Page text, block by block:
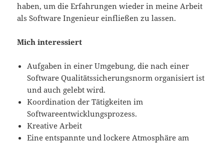
haben, um die Erfahrungen wieder in meine Arbeit
als Software Ingenieur einfließen zu lassen.
Mich interessiert
Aufgaben in einer Umgebung, die nach einer
Software Qualitätssicherungsnorm organisiert ist
und auch gelebt wird.
Koordination der Tätigkeiten im
Softwareentwicklungsprozess.
Kreative Arbeit
Eine entspannte und lockere Atmosphäre am